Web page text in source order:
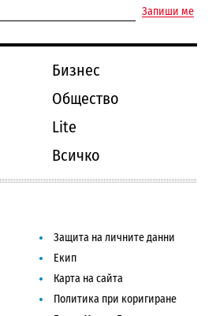
Запиши ме
Бизнес
Общество
Lite
Всичко
Защита на личните данни
Екип
Карта на сайта
Политика при коригиране